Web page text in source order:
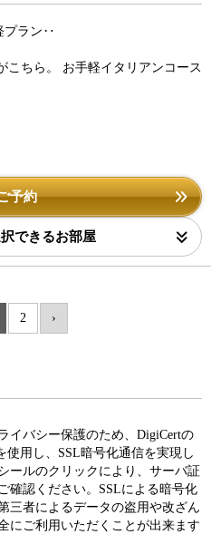
プラン‥
こちら。 お手軽イタリアンコース
予約
できるお部屋
2 ›
イバシー保護のため、DigiCertの
使用し、SSL暗号化通信を実現し
ールのクリックにより、サーバ証
確認ください。SSLによる暗号化
三者によるデータの盗用や改ざん
にご利用いただくことが出来ます